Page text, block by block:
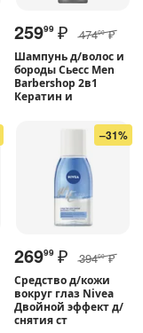
25999 ₽ 47400 ₽
Шампунь д/волос и
бороды Сьесc Men
Barbershop 2в1
Кератин и
–31%
26999 ₽ 39400 ₽
Средство д/кожи
вокруг глаз Nivea
Двойной эффект д/
снятия ст